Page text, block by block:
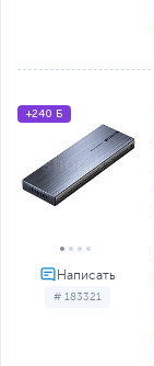
# 183321
+240 Б